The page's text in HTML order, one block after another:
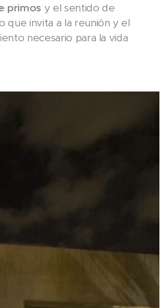
primos y el sentido de
que invita a la reunión y el
necesario para la vida